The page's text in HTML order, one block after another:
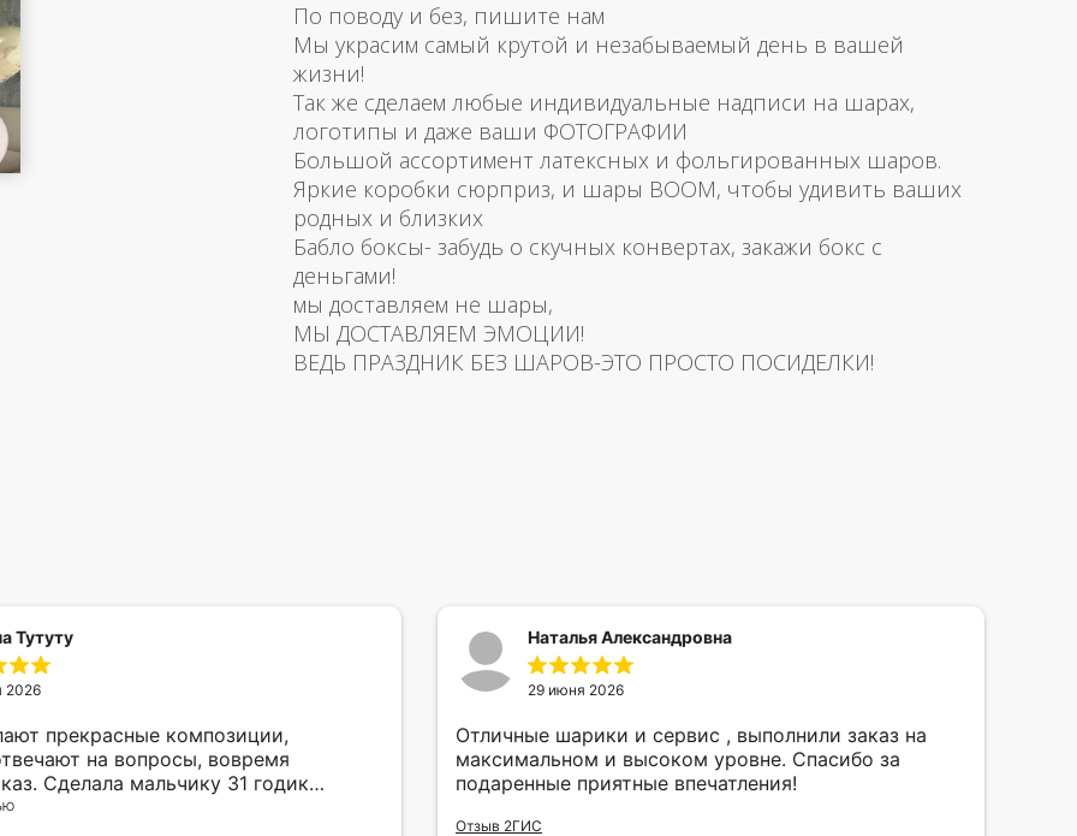
По поводу и без, пишите нам
Мы украсим самый крутой и незабываемый день в вашей
жизни!
Так же сделаем любые индивидуальные надписи на шарах,
логотипы и даже ваши ФОТОГРАФИИ
Большой ассортимент латексных и фольгированных шаров.
Яркие коробки сюрприз, и шары BOOM, чтобы удивить ваших
родных и близких
Бабло боксы- забудь о скучных конвертах, закажи бокс с
деньгами!
мы доставляем не шары,
МЫ ДОСТАВЛЯЕМ ЭМОЦИИ!
ВЕДЬ ПРАЗДНИК БЕЗ ШАРОВ-ЭТО ПРОСТО ПОСИДЕЛКИ!
Тутуту
2026
прекрасные композиции,
на вопросы, вовремя
Сделала мальчику 31 годик
счастливый! Балуйте своего
Наталья Александровна
29 июня 2026
Отличные шарики и сервис , выполнили заказ на
максимальном и высоком уровне. Спасибо за
подаренные приятные впечатления!
Отзыв 2ГИС